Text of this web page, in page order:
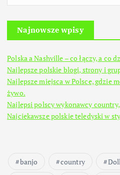
Najnowsze wpisy
Polska a Nashville – co łączy, a co
Najlepsze polskie blogi, strony i
Najlepsze miejsca w Polsce, gdzie
żywo.
Najlepsi polscy wykonawcy
Najciekawsze polskie teledyski w
banjo country